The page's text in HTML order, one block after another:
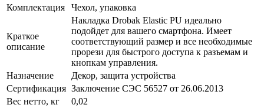
Комплектация
Чехол, упаковка
Краткое
описание
Накладка Drobak Elastic PU идеально
подойдет для вашего смартфона. Имеет
соответствующий размер и все необходимые
прорези для быстрого доступа к разъемам и
кнопкам управления.
Назначение
Декор, защита устройства
Сертификация Заключение СЭС 56527 от 26.06.2013
Вес нетто, кг
0,02